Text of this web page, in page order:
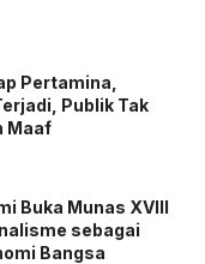
Pertamina,
Publik Tak
Maaf
Buka Munas XVIII
sebagai
Bangsa